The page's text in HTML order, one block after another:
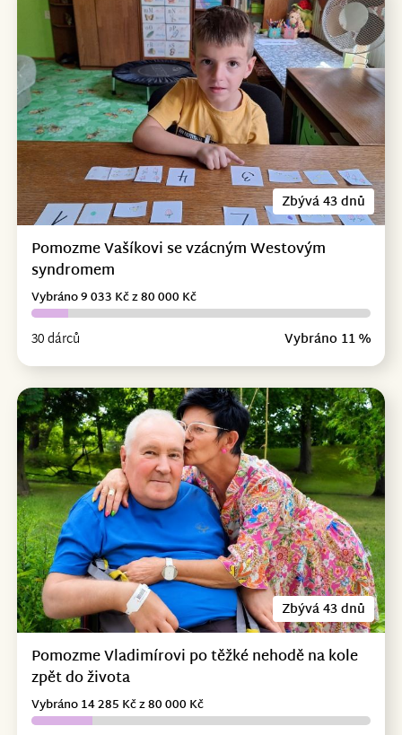
Zbývá 43 dnů
Pomozme Vašíkovi se vzácným Westovým
syndromem
30 dárců Vybráno 11 %
Vybráno 9 033 Kč z 80 000 Kč
Zbývá 43 dnů
Pomozme Vladimírovi po těžké nehodě na kole
zpět do života
Vybráno 14 285 Kč z 80 000 Kč